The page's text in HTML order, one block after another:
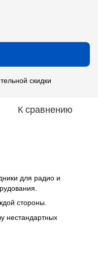
скидки
К сравнению
для радио и
стороны.
нестандартных